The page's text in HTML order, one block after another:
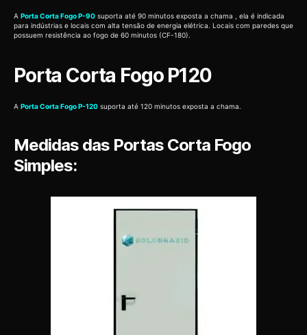
A Porta Corta Fogo P-90 suporta até 90 minutos exposta a chama , ela é indicada
para indústrias e locais com alta tensão de energia elétrica. Locais com paredes que
possuem resistência ao fogo de 60 minutos (CF-180).
Porta Corta Fogo P120
A Porta Corta Fogo P-120 suporta até 120 minutos exposta a chama.
Medidas das Portas Corta Fogo
Simples: